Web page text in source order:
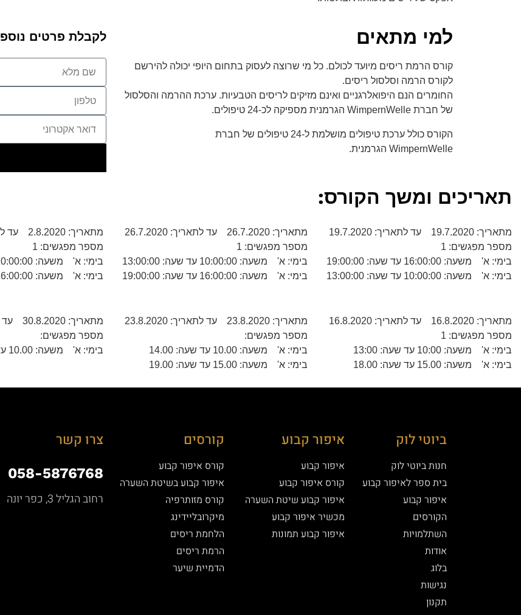
למי מתאים
קורס הרמת ריסים מיועד לכולם. כל מי שרוצה לעסוק בתחום היופי יכולה להירשם
לקורס הרמה וסלסול ריסים.
החומרים הנם היפואלרגניים ואינם מזיקים לריסים הטבעיות. ערכת ההרמה והסלסול
של חברת WimpernWelle הגרמנית מספיקה לכ-24 טיפולים.
הקורס כולל ערכת טיפולים מושלמת ל-24 טיפולים של חברת
WimpernWelle הגרמנית.
לקבלת פרטים
תאריכים ומשך הקורס:
מתאריך: 19.7.2020 עד לתאריך: 19.7.2020
מספר מפגשים: 1
בימי: א' משעה: 16:00:00 עד שעה: 19:00:00
בימי: א' משעה: 10:00:00 עד שעה: 13:00:00
מתאריך: 26.7.2020 עד לתאריך: 26.7.2020
מספר מפגשים: 1
בימי: א' משעה: 10:00:00 עד שעה: 13:00:00
בימי: א' משעה: 16:00:00 עד שעה: 19:00:00
מתאריך: 2.8.2020 עד לתאריך: 2.8.2020
מספר מפגשים: 1
בימי: א' משעה: 10:00:00 עד שעה: 13:00:00
בימי: א' משעה: 16:00:00 עד שעה: 19:00:00
מתאריך: 16.8.2020 עד לתאריך: 16.8.2020
מספר מפגשים: 1
בימי: א' משעה: 10:00 עד שעה: 13:00
בימי: א' משעה: 15.00 עד שעה: 18.00
מתאריך: 23.8.2020 עד לתאריך: 23.8.2020
מספר מפגשים:
בימי: א' משעה: 10.00 עד שעה: 14.00
בימי: א' משעה: 15.00 עד שעה: 19.00
מתאריך: 30.8.2020 עד לתאריך: 30.8.2020
מספר מפגשים:
בימי: א' משעה: 10.00 עד שעה: 14.00
ביוטי לוק
חנות ביוטי לוק
בית ספר לאיפור קבוע
איפור קבוע
הקורסים
השתלמויות
אודות
בלוג
נגישות
תקנון
איפור קבוע
איפור קבוע
קורס איפור קבוע
איפור קבוע שיטת השערה
מכשיר איפור קבוע
איפור קבוע תמונות
קורסים
קורס איפור קבוע
איפור קבוע בשיטת השערה
קורס מזותרפיה
מיקרובליידינג
הלחמת ריסים
הרמת ריסים
הדמיית שיער
צרו קשר
058-5876768
רחוב הגליל 3, כפר יונה